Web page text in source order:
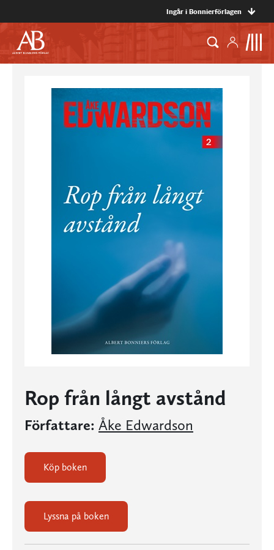
Ingår i Bonnierförlagen
Rop från långt avstånd
Författare: Åke Edwardson
Köp boken
Lyssna på boken